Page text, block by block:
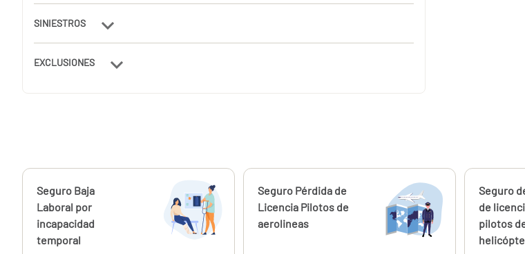
SINIESTROS
EXCLUSIONES
Calcúlalo ahora
Seguro Baja
Laboral por
incapacidad
temporal
Calcúlalo ahora
Seguro Pérdida de
Licencia Pilotos de
aerolineas
Seguro
de
pilotos